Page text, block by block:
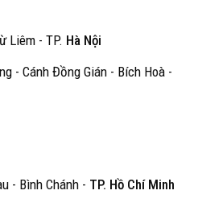
Liêm - TP. Hà Nội
- Cánh Đồng Gián - Bích Hoà -
- Bình Chánh - TP. Hồ Chí Minh